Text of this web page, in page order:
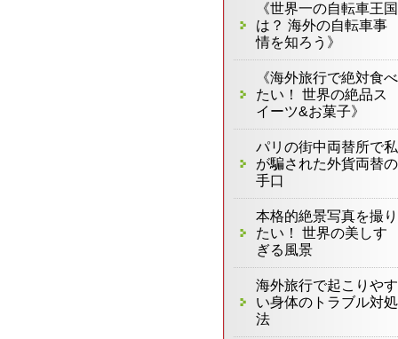
《世界一の自転車王国
は？ 海外の自転車事
情を知ろう》
《海外旅行で絶対食べ
たい！ 世界の絶品ス
イーツ&お菓子》
パリの街中両替所で私
が騙された外貨両替の
手口
本格的絶景写真を撮り
たい！ 世界の美しす
ぎる風景
海外旅行で起こりやす
い身体のトラブル対処
法